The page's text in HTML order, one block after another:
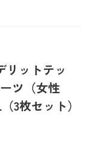
リットテッ
ツ（女性
3枚セット）